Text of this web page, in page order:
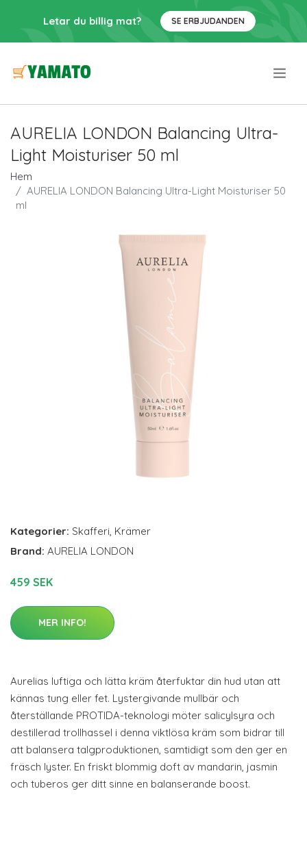
Letar du billig mat? SE ERBJUDANDEN
AURELIA LONDON Balancing Ultra-
Light Moisturiser 50 ml
Hem
AURELIA LONDON Balancing Ultra-Light Moisturiser 50
ml
Kategorier: Skafferi, Krämer
Brand: AURELIA LONDON
459 SEK
MER INFO!
Aurelias luftiga och lätta kräm återfuktar din hud utan att
kännas tung eller fet. Lystergivande mullbär och
återställande PROTIDA-teknologi möter salicylsyra och
destillerad trollhassel i denna viktlösa kräm som bidrar till
att balansera talgproduktionen, samtidigt som den ger en
fräsch lyster. En friskt blommig doft av mandarin, jasmin
och tuberos ger ditt sinne en balanserande boost.